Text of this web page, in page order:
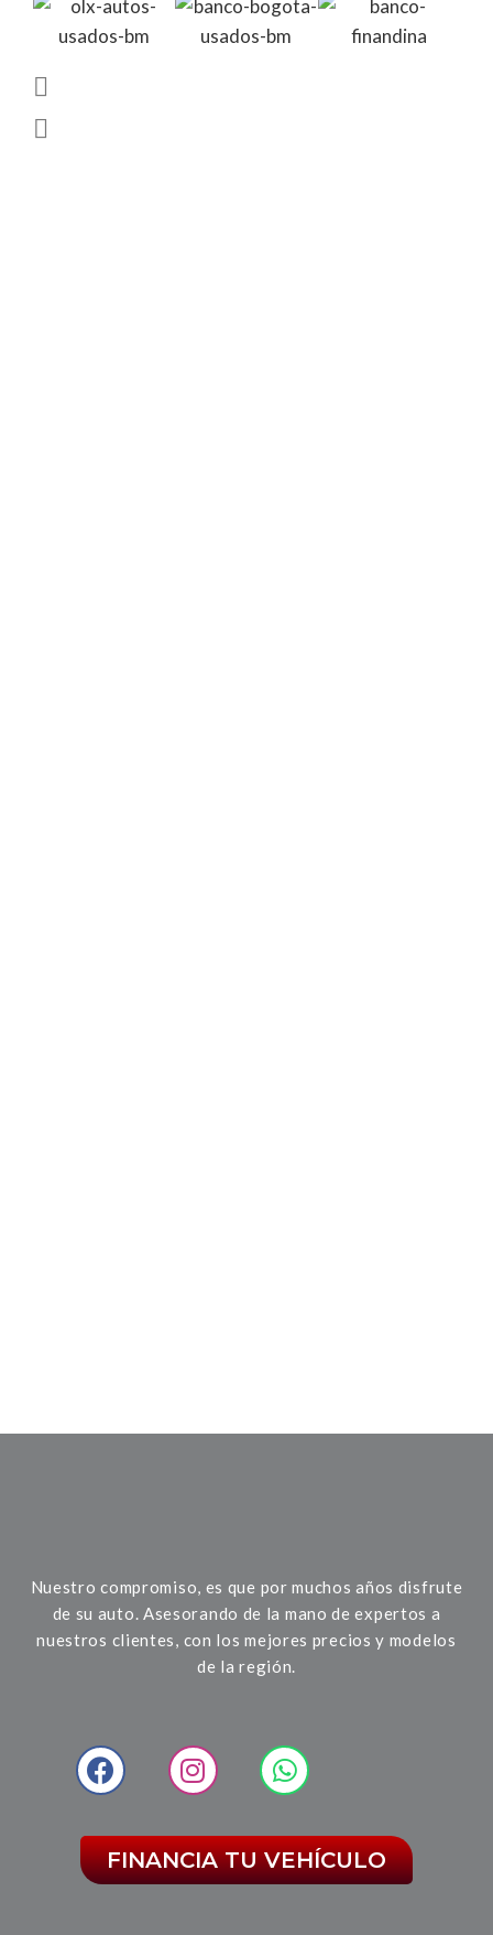
Nuestro compromiso, es que por muchos años disfrute
de su auto. Asesorando de la mano de expertos a
nuestros clientes, con los mejores precios y modelos
de la región.
FINANCIA TU VEHÍCULO